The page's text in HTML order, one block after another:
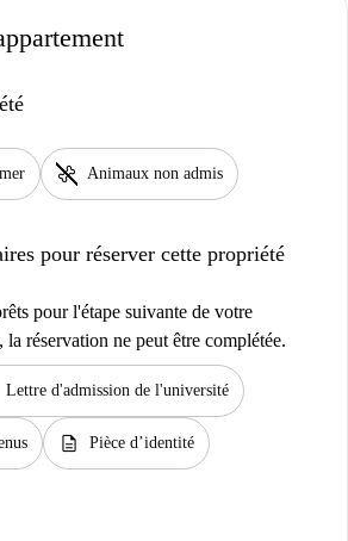
pet_supplies Animaux non admis
pour réserver cette propriété
pour l'étape suivante de votre
la réservation ne peut être complétée.
Lettre d'admission de l'université
description Pièce d’identité